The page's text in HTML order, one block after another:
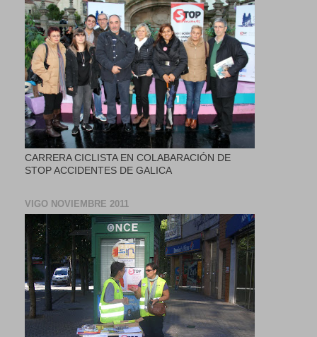
CARRERA CICLISTA EN COLABARACIÓN DE
STOP ACCIDENTES DE GALICA
VIGO NOVIEMBRE 2011